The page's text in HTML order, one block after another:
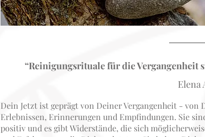
“Reinigungsrituale für die Vergangenheit
Elena
Dein Jetzt ist geprägt von Deiner Vergangenheit - von
Erlebnissen, Erinnerungen und Empfindungen. Sie
positiv und es gibt Widerstände, die sich